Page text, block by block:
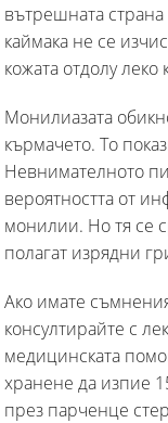
вътрешната страна
каймака не се
кожата отдолу
Монилиазата
кърмачето. То
Невнимателното
вероятността от
монилии. Но тя се
полагат изрядни
Ако имате
консултирайте с
медицинската
хранене да изпие
през парченце